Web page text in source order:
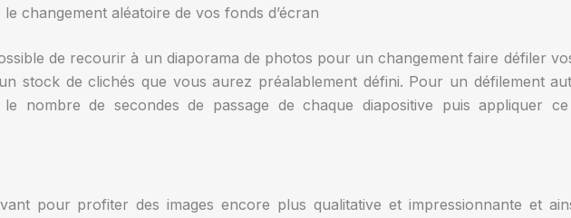
le changement aléatoire de vos fonds d’écran
de recourir à un diaporama de photos pour un changement faire défiler
stock de clichés que vous aurez préalablement défini. Pour un défilement
nombre de secondes de passage de chaque diapositive puis appliquer
pour profiter des images encore plus qualitative et impressionnante et